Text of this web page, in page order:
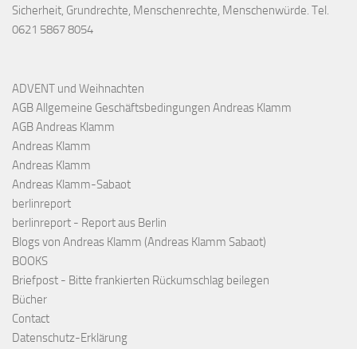
Sicherheit, Grundrechte, Menschenrechte, Menschenwürde. Tel.
0621 5867 8054
ADVENT und Weihnachten
AGB Allgemeine Geschäftsbedingungen Andreas Klamm
AGB Andreas Klamm
Andreas Klamm
Andreas Klamm
Andreas Klamm-Sabaot
berlinreport
berlinreport - Report aus Berlin
Blogs von Andreas Klamm (Andreas Klamm Sabaot)
BOOKS
Briefpost - Bitte frankierten Rückumschlag beilegen
Bücher
Contact
Datenschutz-Erklärung